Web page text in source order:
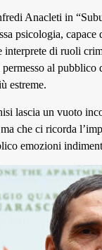
Anacleti in
psicologia,
interprete di ruoli
al pubblico
estreme.
lascia un vuoto
che ci ricorda
emozioni